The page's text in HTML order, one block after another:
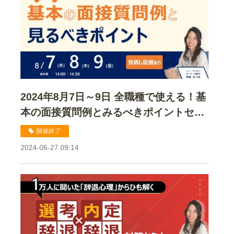
2024年8月7日～9日 全職種で使える！基
本の面接質問例とみるべきポイントセミ
ナー開催終了
2024-06-27 09:14